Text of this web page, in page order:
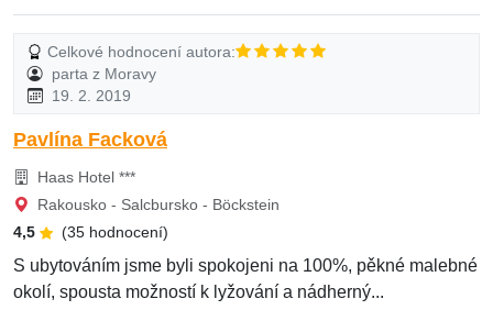
Celkové hodnocení autora:
parta z Moravy
19. 2. 2019
Pavlína Facková
Haas Hotel ***
Rakousko - Salcbursko - Böckstein
4,5
(35 hodnocení)
S ubytováním jsme byli spokojeni na 100%, pěkné malebné
okolí, spousta možností k lyžování a nádherný...